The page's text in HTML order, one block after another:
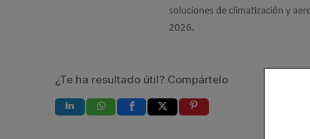
soluciones de climatización y
2026.
¿Te ha resultado útil? Compártelo